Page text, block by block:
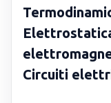
Circuiti